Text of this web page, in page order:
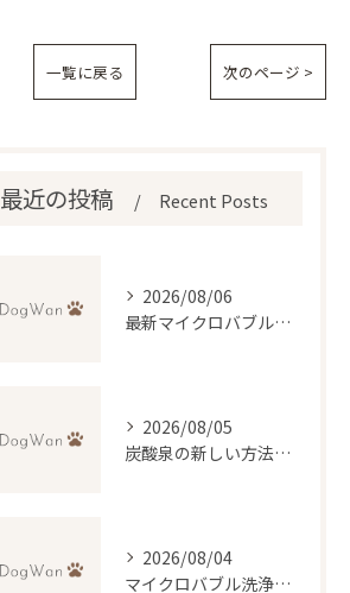
一覧に戻る 次のページ >
最近の投稿 Recent Posts
2026/08/06
最新マイクロバブル技術で理想のふわふわ仕上げを実現するトリミング法
2026/08/05
炭酸泉の新しい方法で自宅再現と効果・デメリットを徹底比較
2026/08/04
マイクロバブル洗浄が叶える低刺激トリミングの魅力